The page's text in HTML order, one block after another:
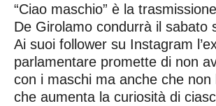
“Ciao maschio” è la
De Girolamo condurrà il sabato
Ai suoi follower su Instagram
parlamentare promette di non
con i maschi ma anche che non
che aumenta la curiosità di